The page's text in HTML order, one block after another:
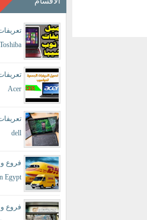
Acer
dell
Egypt
فروع